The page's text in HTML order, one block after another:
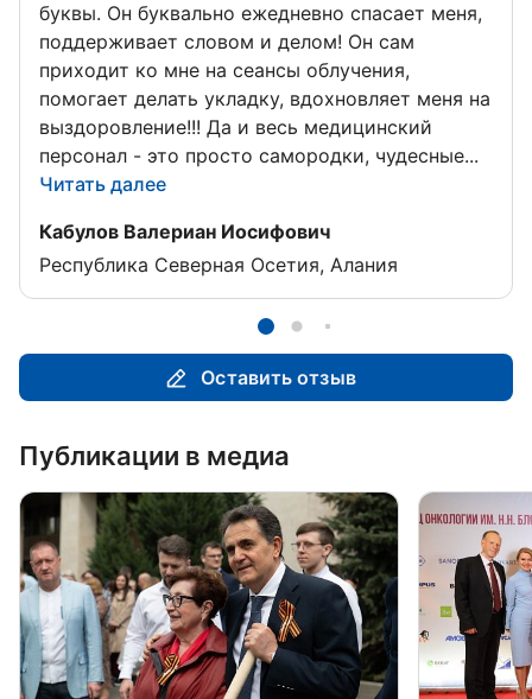
буквы. Он буквально ежедневно спасает меня,
поддерживает словом и делом! Он сам
приходит ко мне на сеансы облучения,
помогает делать укладку, вдохновляет меня на
выздоровление!!! Да и весь медицинский
персонал - это просто самородки, чудесные...
Читать далее
Отзыв от
Кабулов Валериан Иосифович
Республика Северная Осетия, Алания
Оставить отзыв
Публикации в медиа